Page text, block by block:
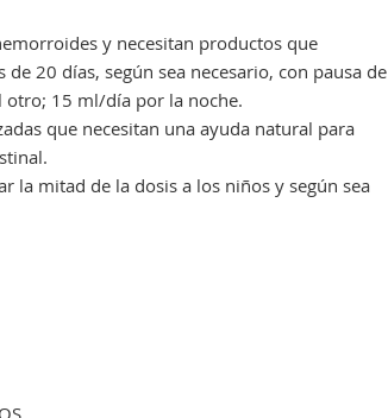
y necesitan productos que
de 20 días, según sea necesario, con pausa de
otro; 15 ml/día por la noche.
que necesitan una ayuda natural para
la mitad de la dosis a los niños y según sea